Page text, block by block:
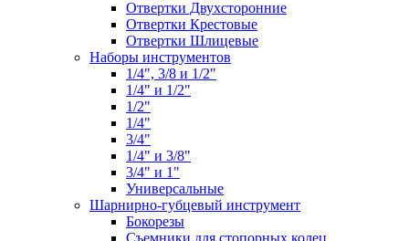
Отвертки Двухсторонние
Отвертки Крестовые
Отвертки Шлицевые
Наборы инструментов
1/4", 3/8 и 1/2"
1/4" и 1/2"
1/2"
1/4"
3/4"
1/4" и 3/8"
3/4" и 1"
Универсальные
Шарнирно-губцевый инструмент
Бокорезы
Съемники для стопорных колец